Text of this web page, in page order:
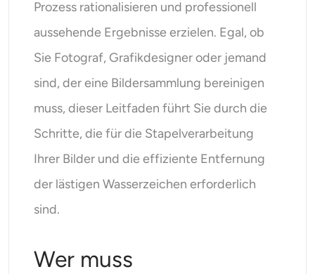
Videoeffekte
Video-Wasserzeichen-Entferner
Prozess rationalisieren und professionell
aussehende Ergebnisse erzielen. Egal, ob
Sie Fotograf, Grafikdesigner oder jemand
sind, der eine Bildersammlung bereinigen
muss, dieser Leitfaden führt Sie durch die
Schritte, die für die Stapelverarbeitung
Ihrer Bilder und die effiziente Entfernung
der lästigen Wasserzeichen erforderlich
sind.
Wer muss